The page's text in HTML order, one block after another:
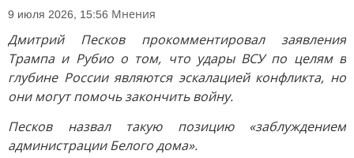
9 июля 2026, 15:56 Мнения
Дмитрий Песков прокомментировал заявления
Трампа и Рубио о том, что удары ВСУ по целям в
глубине России являются эскалацией конфликта, но
они могут помочь закончить войну.
Песков назвал такую позицию «заблуждением
администрации Белого дома».